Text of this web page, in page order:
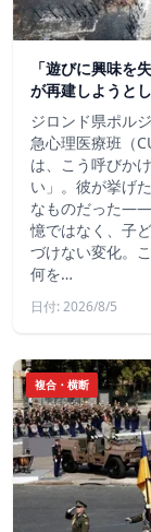
「遊びに興味
が再建しようと
ジロンド県ポル
急心理医療班（
は、こう呼びか
い」。彼が挙げ
なものだった――
憶ではなく、子
づけない変化。
何を…
日付: 2026/8/5
複合・横断